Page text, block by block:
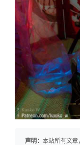
声明： 本站所有文章